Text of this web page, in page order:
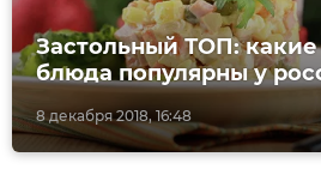
8 декабря 2018, 16:48
Застольный ТОП:
блюда популярны у